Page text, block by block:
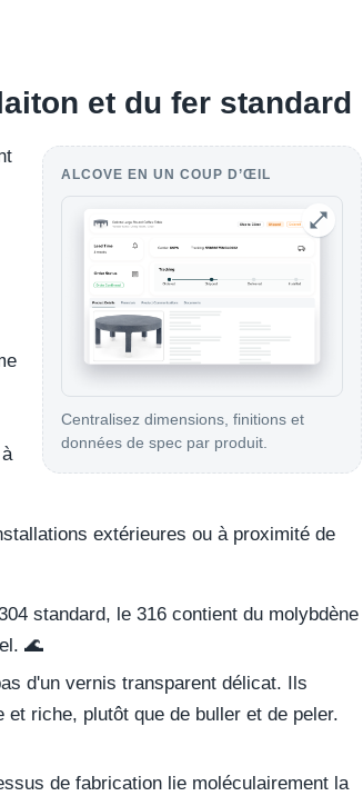
et du fer standard
ALCOVE EN UN COUP D’ŒIL
Centralisez dimensions, finitions et
données de spec par produit.
extérieures ou à proximité de
standard, le 316 contient du molybdène
🌊
d'un vernis transparent délicat. Ils
riche, plutôt que de buller et de peler.
de fabrication lie moléculairement la